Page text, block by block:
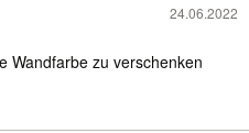
24.06.2022
Wandfarbe zu verschenken